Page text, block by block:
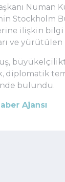
Numan
Stockholm
ilişkin bilgi
ve
diplomatik
bulundu.
Ajansı